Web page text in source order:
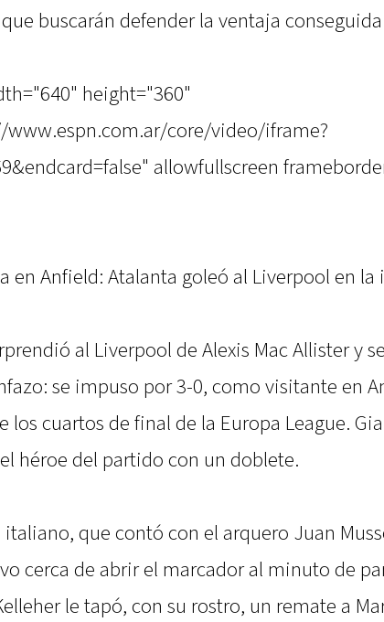
buscarán defender la ventaja
height="360"
www.espn.com.ar/core/video/iframe?
allowfullscreen
en Anfield: Atalanta goleó al Liverpool en la
al Liverpool de Alexis Mac Allister y
se impuso por 3-0, como visitante en
los cuartos de final de la Europa League.
héroe del partido con un doblete.
que contó con el arquero Juan
cerca de abrir el marcador al minuto de
le tapó, con su rostro, un remate a